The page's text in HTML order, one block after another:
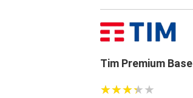
Tim Premium Base
★★★★★
★★★★★